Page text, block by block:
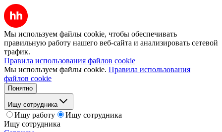
Мы используем файлы cookie, чтобы обеспечивать
правильную работу нашего веб-сайта и анализировать сетевой
трафик.
Правила использования файлов cookie
Мы используем файлы cookie. Правила использования
файлов cookie
Понятно
Ищу сотрудника
Ищу работу
Ищу сотрудника
Ищу сотрудника